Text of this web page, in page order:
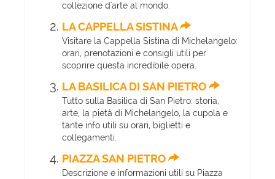
collezione d'arte al mondo.
LA CAPPELLA SISTINA
Visitare la Cappella Sistina di Michelangelo:
orari, prenotazioni e consigli utili per
scoprire questa incredibile opera.
LA BASILICA DI SAN PIETRO
Tutto sulla Basilica di San Pietro: storia,
arte, la pietà di Michelangelo, la cupola e
tante info utili su orari, biglietti e
collegamenti.
PIAZZA SAN PIETRO
Descrizione e informazioni utili su Piazza